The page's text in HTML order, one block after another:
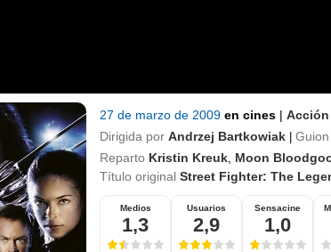
27 de marzo de 2009 en cines | Acción
Dirigida por Andrzej Bartkowiak | Guion
Reparto Kristin Kreuk Moon
Título original Street Fighter: The
Medios
1,3
Usuarios
2,9
Sensacine
1,0